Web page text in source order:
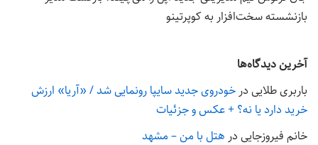
بازنشسته سخت‌افزار به کوپرتینو
آخرین دیدگاه‌ها
باربری طلایی در خودروی جدید سایپا رونمایی شد / «آریا» ارزش
خرید دارد یا نه؟ + عکس و جزئیات
خانم فیروزجایی در هتل با من – مشهد